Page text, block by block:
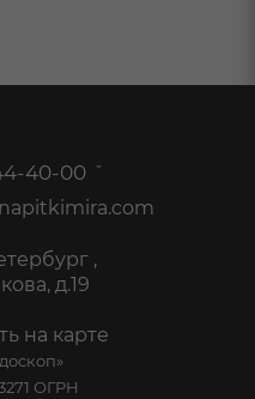
40-00
,
д.19
на карте
ОГРН